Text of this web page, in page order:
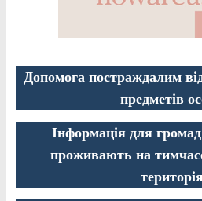
Допомога постраждалим
предметів
Інформація для
проживають на